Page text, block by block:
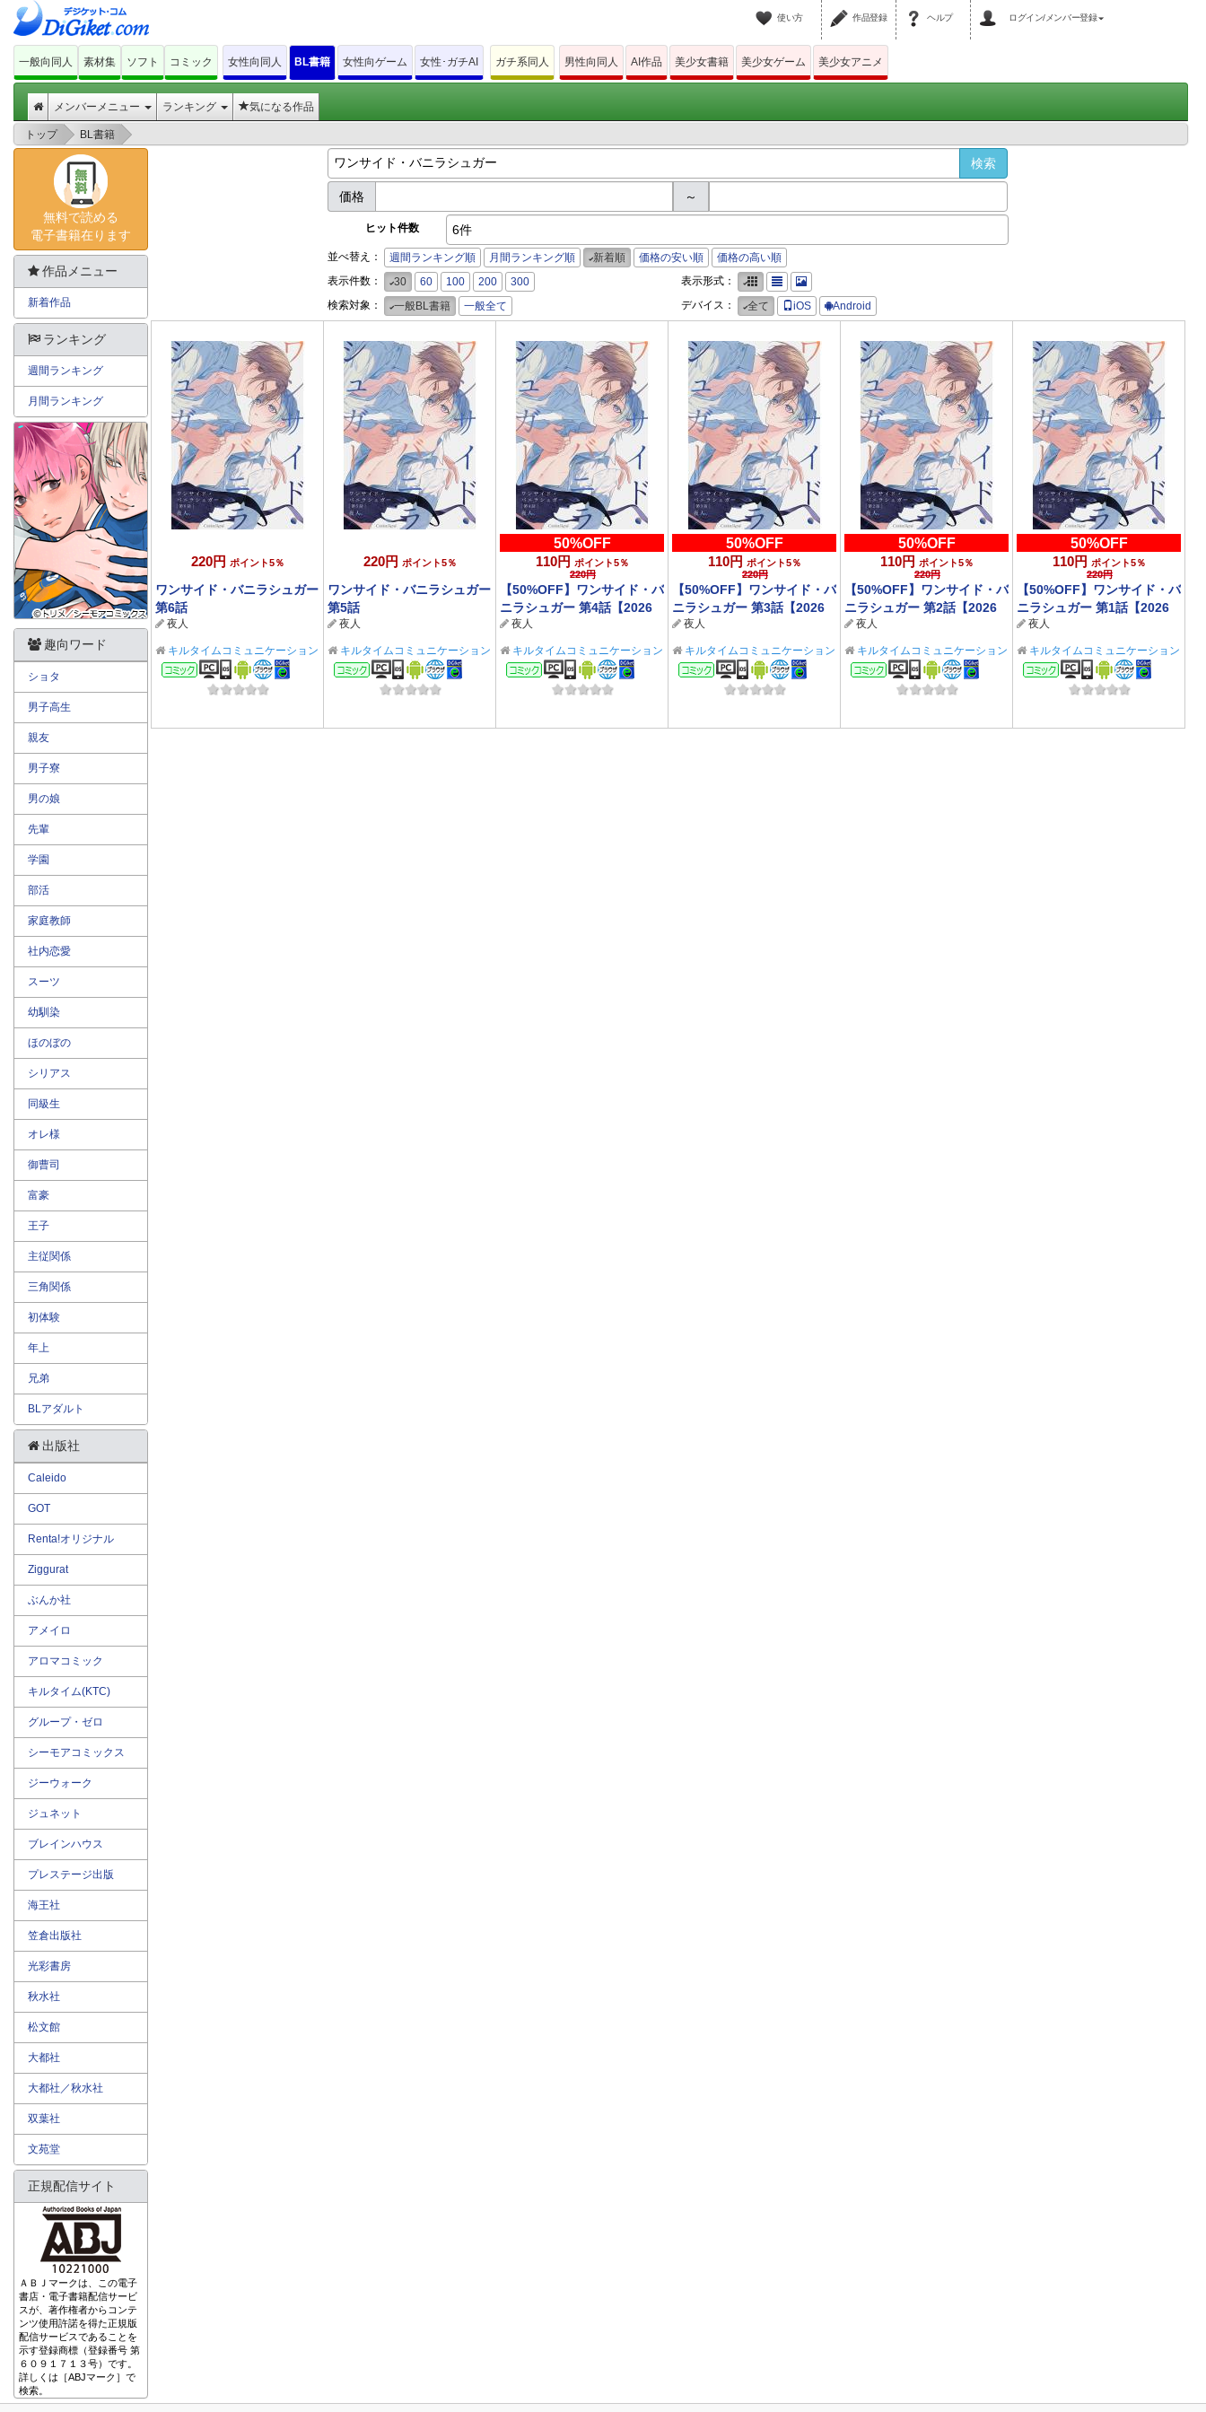
使い方 作品登録 ヘルプ ログイン/メンバー登録
一般向同人 素材集 ソフト コミック 女性向同人 BL書籍 女性向ゲーム 女性･ガチAI ガチ系同人 男性向同人 AI作品 美少女書籍 美少女ゲーム 美少女アニメ
メンバーメニュー ランキング 気になる作品
トップ > BL書籍 >
価格 ～
ヒット件数 6件
並べ替え： 週間ランキング順 月間ランキング順 新着順 価格の安い順
価格の高い順
表示件数：
30 60 100 200 300
表示形式：
検索対象：
一般BL書籍 一般全て デバイス： 全て iOS Android
220円 ポイント5％
ワンサイド・バニラシュガー
第6話
夜人
キルタイムコミュニケーション
BL/TL
コミック
220円 ポイント5％
ワンサイド・バニラシュガー
第5話
夜人
キルタイムコミュニケーション
BL/TL
コミック
50%OFF
110円 ポイント5％
220円
【50%OFF】ワンサイド・バ
ニラシュガー 第4話【2026
サマーCP 8/31まで】
夜人
キルタイムコミュニケーション
BL/TL
コミック
50%OFF
110円 ポイント5％
220円
【50%OFF】ワンサイド・バ
ニラシュガー 第3話【2026
サマーCP 8/31まで】
夜人
キルタイムコミュニケーション
BL/TL
コミック
50%OFF
110円 ポイント5％
220円
【50%OFF】ワンサイド・バ
ニラシュガー 第2話【2026
サマーCP 8/31まで】
夜人
キルタイムコミュニケーション
BL/TL
コミック
50%OFF
110円 ポイント5％
220円
【50%OFF】ワンサイド・バ
ニラシュガー 第1話【2026
サマーCP 8/31まで】
夜人
キルタイムコミュニケーション
BL/TL
コミック
無料で読める
電子書籍在ります
作品メニュー
新着作品
ランキング
週間ランキング
月間ランキング
趣向ワード
ショタ
男子高生
親友
男子寮
男の娘
先輩
学園
部活
家庭教師
社内恋愛
スーツ
幼馴染
ほのぼの
シリアス
同級生
オレ様
御曹司
富豪
王子
主従関係
三角関係
初体験
年上
兄弟
BLアダルト
出版社
Caleido
GOT
Renta!オリジナル
Ziggurat
ぶんか社
アメイロ
アロマコミック
キルタイム(KTC)
グループ・ゼロ
シーモアコミックス
ジーウォーク
ジュネット
ブレインハウス
プレステージ出版
海王社
笠倉出版社
光彩書房
秋水社
松文館
大都社
大都社／秋水社
双葉社
文苑堂
正規配信サイト
ＡＢＪマークは、この電子
書店・電子書籍配信サービ
スが、著作権者からコンテ
ンツ使用許諾を得た正規版
配信サービスであることを
示す登録商標（登録番号 第
６０９１７１３号）です。
詳しくは［ABJマーク］で
検索。